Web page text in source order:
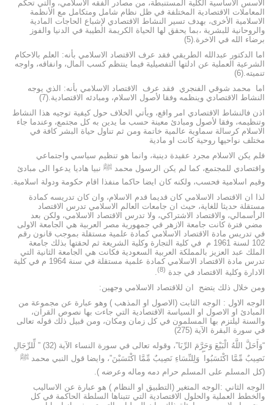
الاسس الأساسية الكلية المستنبطة، من مصادر الفقه الاسلامي، والتي تحكم
المعاملات الاقتصادية المختلفة في ظل نظام شامل ومتكامل مع الأنظمة
الاسلامية الأخرى، بهدف تسير النشاط الاقتصادي لإشباع الحاجات المادية
والروحانية للبشرية ،بما يحقق لها الحياة الكريمة الطيبة في الدنيا والفوز
برضاء الله في الاخرة.(5)
اما الدكتور عبدالله الطريقي فقد عرف الاقتصاد الاسلامي بأنه: العلم بالاحكام
الشرعية العملية عن ادلتها التفصيلية فيما ينتظم كسب المال، وانفاقه، واوجه
تنميته.(6)
اما محمد شوقي الفنجري فقد عرف الاقتصاد الاسلامي بأنه: الذي يوجه
النشاط الاقتصادي وينظمه وفقا لأصول الاسلام، ومبادئه الاقتصادية.(7)
اذن فالنشاط الاقتصادي امر واقع، ويأتي الخلاف حول كيفية توجيه هذا النشاط
وتنظيمه، وفقا لأصول ومبادئ معينة حسب ما يدين به كل مجتمع، وعندما جاء
الاسلام كرسالة سماوية عالمية خاتمة ومن ثم تناول حياة البشر كافة في
مختلف نواحيها روحية كانت او مادية
فلم يكن الاسلام مجرد عقيدة دينية، وانما هو تنظيم سياسي واجتماعي
واقتصادي للمجتمع، كما لم يكن الرسول محمد ﷺ نبيا هاديا يدعوا الى مبادئ
وقيم اسلامية فحسب، ولكنه كان ايضا حاكما منفذا اقام حكومة ودولة اسلامية.
لذا ان الاقتصاد الاسلامي كان قديما قدم الاسلام، وان كان تدريسه كمادة
مستقلة حديثا للغاية، حيث ان جامعات العالم الاسلامي تدرس الاقتصاد
الرأسمالي، والاقتصاد الاشتراكي، ولا تدرس الاقتصاد الاسلامي، ولكن بعد
مضي فترة كانت جامعة الازهر في جمهورية مصر العربية هي الجامعة الاولى
في تدريس مادة الاقتصاد الاسلامي كمادة علمية مستقلة بموجب قانون رقم
102 لسنة 1961 م في كلية التجارة وكلية الشريعة ثم لحقتها بذلك جامعة
الملك عبد العزيز بالمملكة العربية السعودية فكانت هي الجامعة الثانية التي
تدرس مادة الاقتصاد الاسلامي كمادة علمية مستقلة في سنة 1964 م في كلية
الادارة وكلية الاقتصاد في جدة (8)
.
ومن خلال ذلك يتضح ان للاقتصاد الاسلامي وجهين:
الوجه الاول : الوجه الثابت (الاصول او المذهب ) وهو عبارة عن مجموعة من
المبادئ او الاصول او السياسة الاقتصادية التي جاءت بها نصوص القران،
والسنة ليلتزم بها المسلمون في كل زمان ومكان، ومن قبيل ذلك قوله تعالى
في سورة البقرة الآية (275)
“وَأَحَلَّ اللَّهُ الْبَيْعَ وَحَرَّمَ الرِّبَا”، وقوله تعالى في سورة النساء الآية (32) ” لِّلرِّجَالِ
نَصِيبٌ مِّمَّا اكْتَسَبُوا ۖ وَلِلنِّسَاءِ نَصِيبٌ مِّمَّا اكْتَسَبْنَ”، وايضا قول النبي محمد ﷺ
(كل المسلم على المسلم حرام دمه وماله وعرضه ).
الوجه الثاني :الوجه المتغير (التطبيق او النظام ) هو عبارة عن الاساليب
والخطط العملية والحلول الاقتصادية التي تتبناها السلطة الحاكمة في كل